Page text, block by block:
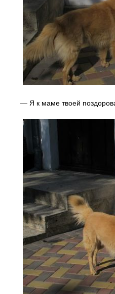
— Я к маме твоей